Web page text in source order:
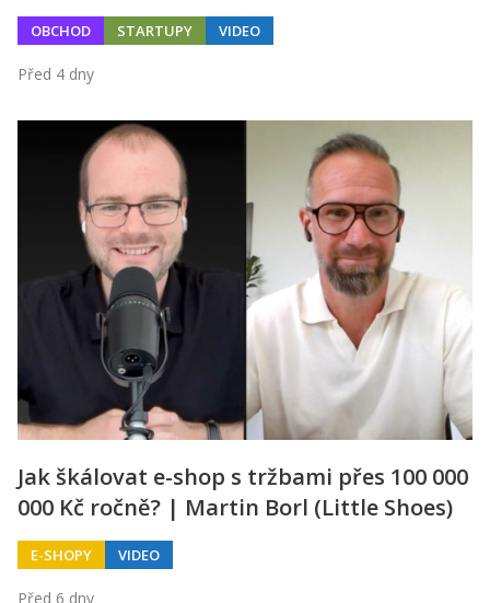
OBCHOD STARTUPY VIDEO
Před 4 dny
Jak škálovat e-shop s tržbami přes 100 000
000 Kč ročně? | Martin Borl (Little Shoes)
E-SHOPY VIDEO
Před 6 dny